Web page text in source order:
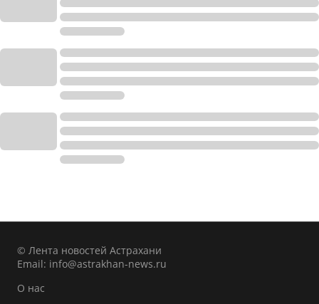
© Лента новостей Астрахани
Email: info@astrakhan-news.ru
О нас